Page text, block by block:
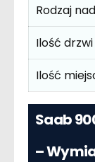
Rodzaj
Ilość drzwi
Ilość
Saab
–